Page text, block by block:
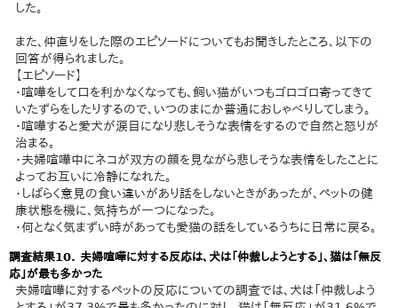
した。
また、仲直りをした際のエピソードについてもお聞きしたところ、以下の
回答が得られました。
【エピソード】
・喧嘩をして口を利かなくなっても、飼い猫がいつもゴロゴロ寄ってきて
いたずらをしたりするので、いつのまにか普通におしゃべりしてしまう。
・喧嘩すると愛犬が涙目になり悲しそうな表情をするので自然と怒りが
治まる。
・夫婦喧嘩中にネコが双方の顔を見ながら悲しそうな表情をしたことに
よってお互いに冷静になれた。
・しばらく意見の食い違いがあり話をしないときがあったが、ペットの健
康状態を機に、気持ちが一つになった。
・何となく気まずい時があっても愛猫の話をしているうちに日常に戻る。
調査結果10. 夫婦喧嘩に対する反応は、犬は「仲裁しようとする」、猫は「無反
応」が最も多かった
夫婦喧嘩に対するペットの反応についての調査では、犬は「仲裁しよう